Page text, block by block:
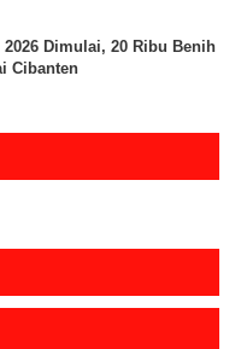
Dimulai, 20 Ribu Benih
Cibanten